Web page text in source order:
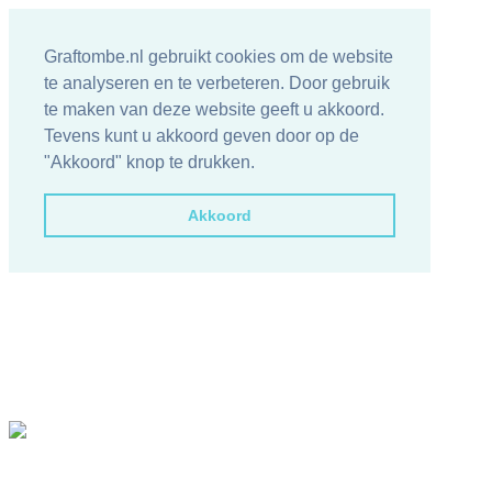
Graftombe.nl gebruikt cookies om de website
te analyseren en te verbeteren. Door gebruik
te maken van deze website geeft u akkoord.
Tevens kunt u akkoord geven door op de
"Akkoord" knop te drukken.
Akkoord